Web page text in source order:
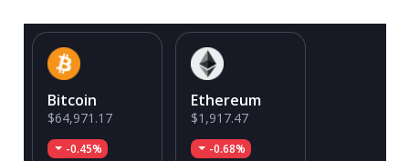
Bitcoin
$64,971.17
-0.45%
Ethereum
$1,917.47
-0.68%